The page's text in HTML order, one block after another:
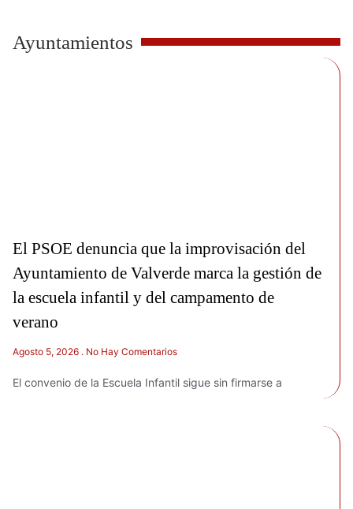
Ayuntamientos
El PSOE denuncia que la improvisación del
Ayuntamiento de Valverde marca la gestión de
la escuela infantil y del campamento de
verano
Agosto 5, 2026 No Hay Comentarios
El convenio de la Escuela Infantil sigue sin firmarse a